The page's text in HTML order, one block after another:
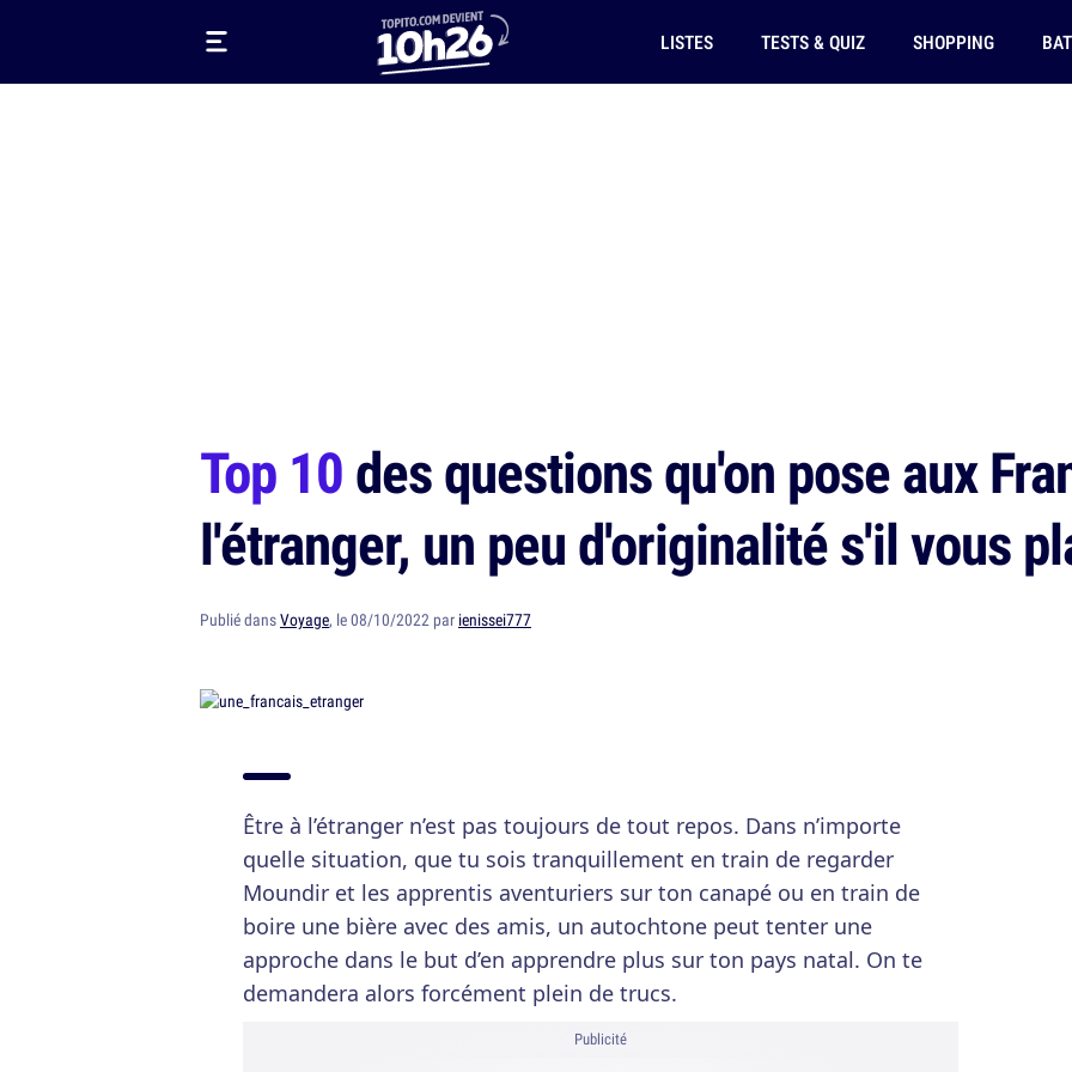
LISTES TESTS & QUIZ SHOPPING
Top 10des questions qu'on pose aux
l'étranger, un peu d'originalité s'il vous
Publié dansVoyage, le 08/10/2022 par ienissei777
Être à l’étranger n’est pas toujours de tout repos. Dans n’importe
quelle situation, que tu sois tranquillement en train de regarder
Moundir et les apprentis aventuriers sur ton canapé ou en train de
boire une bière avec des amis, un autochtone peut tenter une
approche dans le but d’en apprendre plus sur ton pays natal. On te
demandera alors forcément plein de trucs.
Publicité